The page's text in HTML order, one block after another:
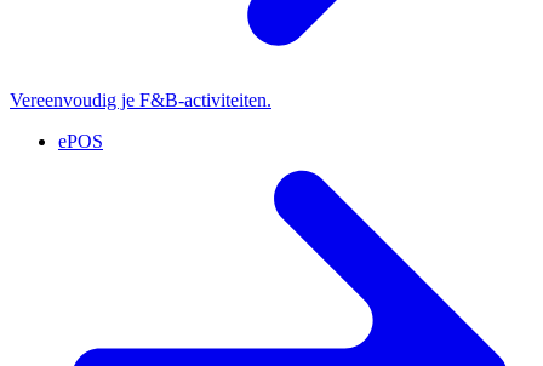
Vereenvoudig je F&B-activiteiten.
ePOS